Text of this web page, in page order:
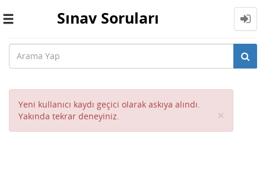
Toggle
Sınav Soruları
Yeni kullanıcı kaydı geçici olarak askıya alındı.
Yakında tekrar deneyiniz.
×